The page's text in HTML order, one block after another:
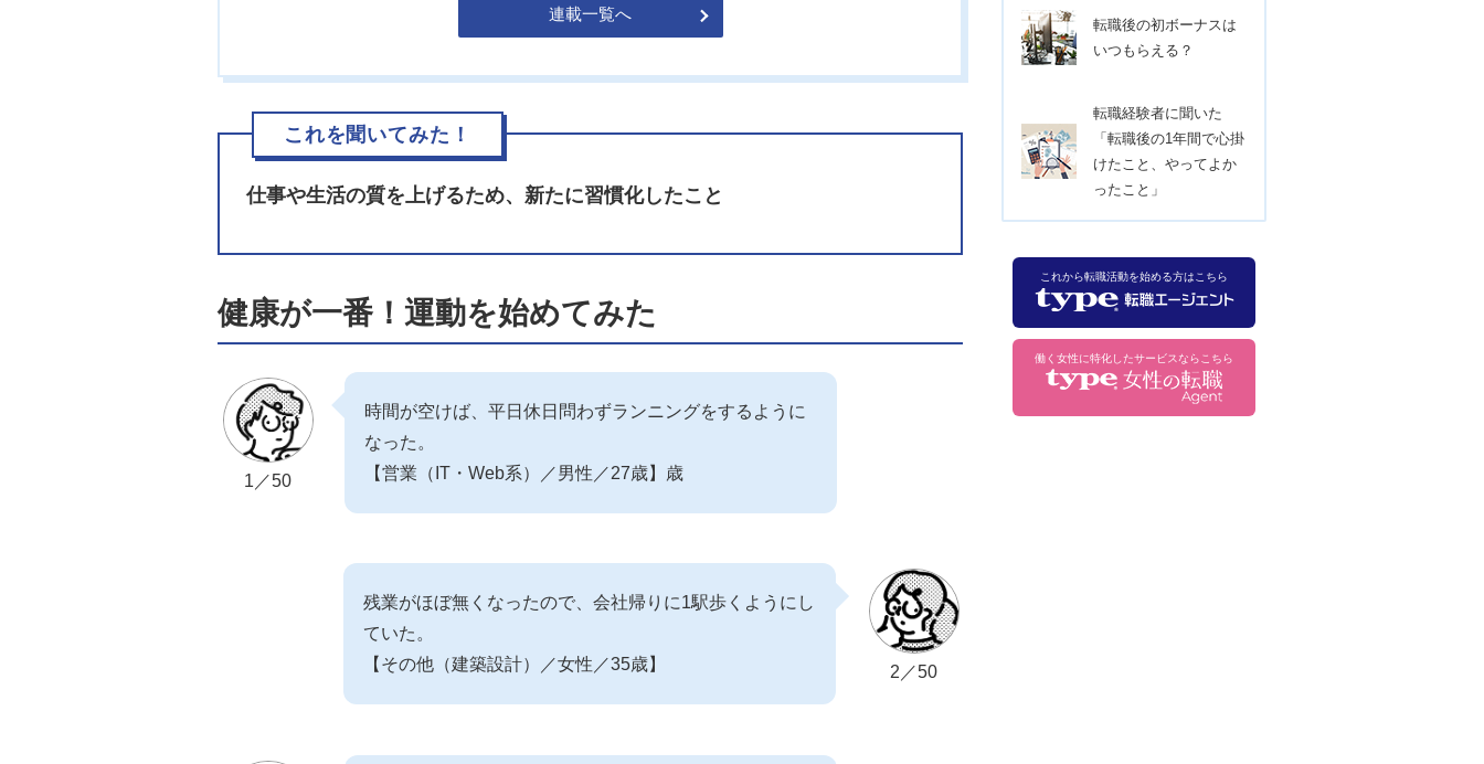
連載一覧へ
これを聞いてみた！
仕事や生活の質を上げるため、新たに習慣化したこと
健康が一番！運動を始めてみた
1／50
時間が空けば、平日休日問わずランニングをするように
なった。
【営業（IT・Web系）／男性／27歳】歳
残業がほぼ無くなったので、会社帰りに1駅歩くようにし
ていた。
【その他（建築設計）／女性／35歳】
2／50
転職後の初ボーナスは
いつもらえる？
転職経験者に聞いた
「転職後の1年間で心掛
けたこと、やってよか
ったこと」
これから転職活動を始める方はこちら
働く女性に特化したサービスならこちら